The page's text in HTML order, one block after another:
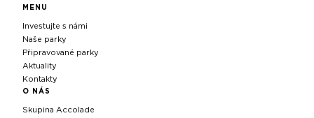
MENU
Investujte s námi
Naše parky
Připravované parky
Aktuality
Kontakty
O NÁS
Skupina Accolade